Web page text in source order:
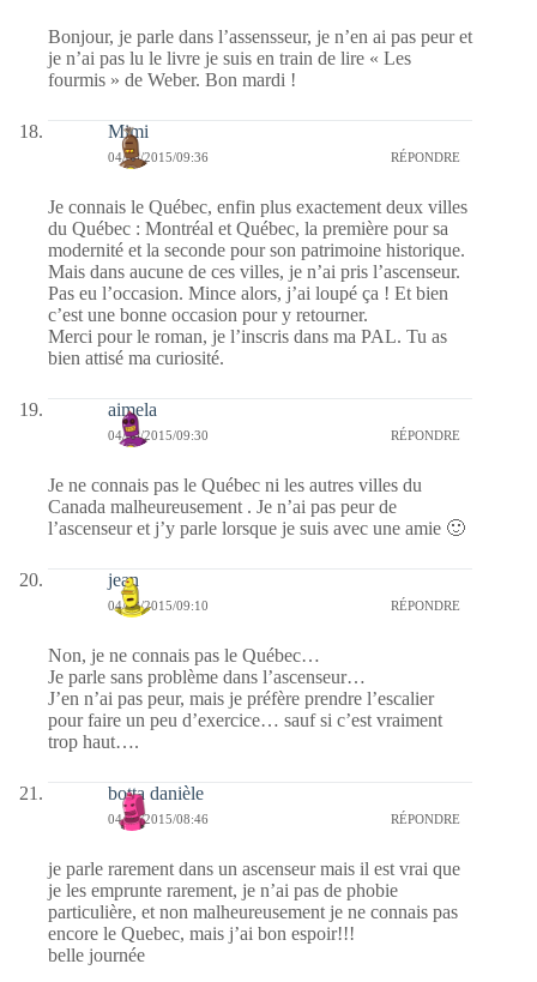
Bonjour, je parle dans l’assensseur, je n’en ai pas peur et
je n’ai pas lu le livre je suis en train de lire « Les
fourmis » de Weber. Bon mardi !
Mimi
04/08/2015/09:36 RÉPONDRE
Je connais le Québec, enfin plus exactement deux villes
du Québec : Montréal et Québec, la première pour sa
modernité et la seconde pour son patrimoine historique.
Mais dans aucune de ces villes, je n’ai pris l’ascenseur.
Pas eu l’occasion. Mince alors, j’ai loupé ça ! Et bien
c’est une bonne occasion pour y retourner.
Merci pour le roman, je l’inscris dans ma PAL. Tu as
bien attisé ma curiosité.
aimela
04/08/2015/09:30 RÉPONDRE
Je ne connais pas le Québec ni les autres villes du
Canada malheureusement . Je n’ai pas peur de
l’ascenseur et j’y parle lorsque je suis avec une amie 🙂
jean
04/08/2015/09:10 RÉPONDRE
Non, je ne connais pas le Québec…
Je parle sans problème dans l’ascenseur…
J’en n’ai pas peur, mais je préfère prendre l’escalier
pour faire un peu d’exercice… sauf si c’est vraiment
trop haut….
botta danièle
04/08/2015/08:46 RÉPONDRE
je parle rarement dans un ascenseur mais il est vrai que
je les emprunte rarement, je n’ai pas de phobie
particulière, et non malheureusement je ne connais pas
encore le Quebec, mais j’ai bon espoir!!!
belle journée